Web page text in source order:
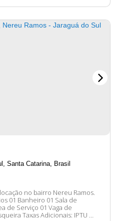
Santa Catarina Brasil
no bairro Nereu Ramos.
de Serviço 01 Vaga de
IPTU